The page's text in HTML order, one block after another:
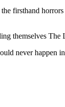
firsthand
themselves
never happen